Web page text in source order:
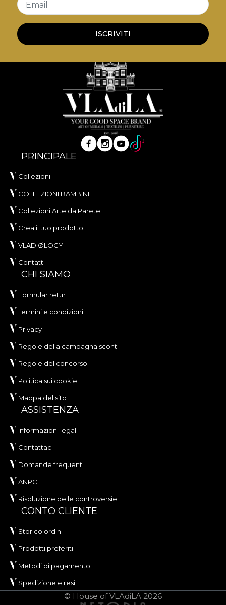
Email
ISCRIVITI
PRINCIPALE
Collezioni
COLLEZIONI BAMBINI
Collezioni Arte da Parete
Crea il tuo prodotto
VLADIØLOGY
Contatti
CHI SIAMO
Formular retur
Termini e condizioni
Privacy
Regole della campagna sconti
Regole del concorso
Politica sui cookie
Mappa del sito
ASSISTENZA
Informazioni legali
Contattaci
Domande frequenti
ANPC
Risoluzione delle controversie
CONTO CLIENTE
Storico ordini
Prodotti preferiti
Metodi di pagamento
Spedizione e resi
© House of VLAdiLA 2026